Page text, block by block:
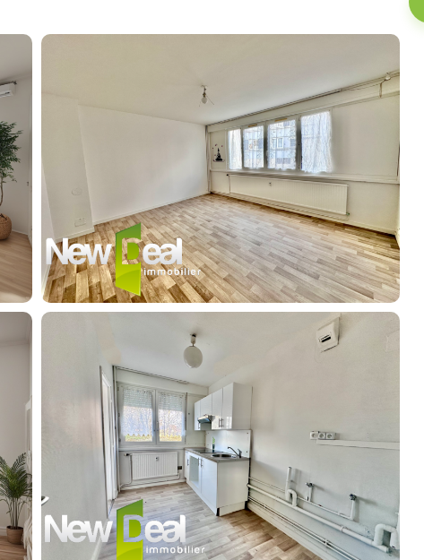
News
Guides
Contact